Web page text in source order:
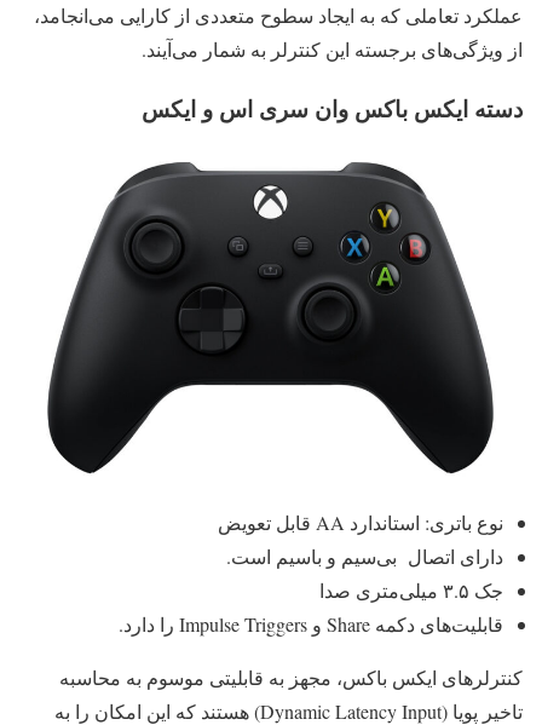
عملکرد تعاملی که به ایجاد سطوح متعددی از کارایی می‌انجامد،
از ویژگی‌های برجسته این کنترلر به شمار می‌آیند.
دسته ایکس باکس وان سری اس و ایکس
نوع باتری: استاندارد AA قابل تعویض
دارای اتصال بی‌سیم و باسیم است.
جک ۳.۵ میلی‌متری صدا
قابلیت‌های دکمه Share و Impulse Triggers را دارد.
کنترلرهای ایکس باکس، مجهز به قابلیتی موسوم به محاسبه
تاخیر پویا (Dynamic Latency Input) هستند که این امکان را به